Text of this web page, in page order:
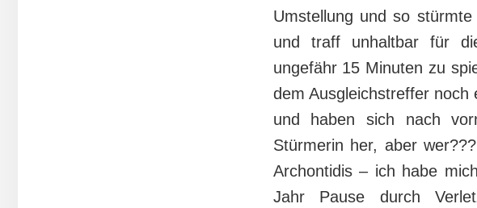
Umstellung und so
und traff unhaltbar für
ungefähr 15 Minuten zu
dem Ausgleichstreffer
und haben sich nach
Stürmerin her, aber
Archontidis – ich habe
Jahr Pause durch